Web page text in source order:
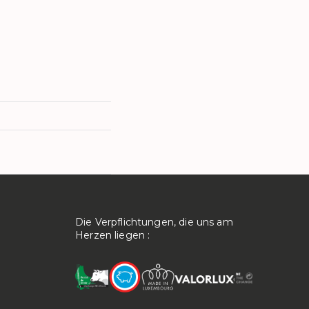
Die Verpflichtungen, die uns am
Herzen liegen :